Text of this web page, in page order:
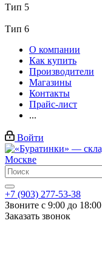
Тип 5
Тип 6
О компании
Как купить
Производители
Магазины
Контакты
Прайс-лист
...
Войти
+7 (903) 277-53-38
Звоните с 9:00 до 18:00
Заказать звонок